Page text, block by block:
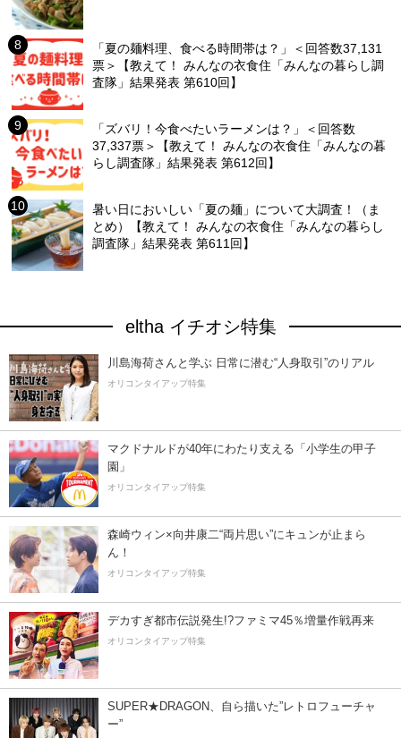
「夏の麺料理、食べる時間帯は？」＜回答数37,131
票＞【教えて！ みんなの衣食住「みんなの暮らし調
査隊」結果発表 第610回】
「ズバリ！今食べたいラーメンは？」＜回答数
37,337票＞【教えて！ みんなの衣食住「みんなの暮
らし調査隊」結果発表 第612回】
暑い日においしい「夏の麺」について大調査！（ま
とめ）【教えて！ みんなの衣食住「みんなの暮らし
調査隊」結果発表 第611回】
eltha イチオシ特集
川島海荷さんと学ぶ 日常に潜む“人身取引”のリアル
オリコンタイアップ特集
マクドナルドが40年にわたり支える「小学生の甲子
園」
オリコンタイアップ特集
森崎ウィン×向井康二“両片思い”にキュンが止まら
ん！
オリコンタイアップ特集
デカすぎ都市伝説発生!?ファミマ45％増量作戦再来
オリコンタイアップ特集
SUPER★DRAGON、自ら描いた”レトロフューチャ
ー”